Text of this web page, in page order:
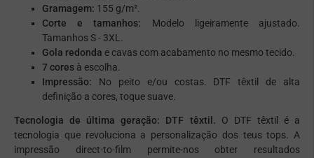
Gramagem: 155 g/m².
Corte e tamanhos: Modelo ligeiramente ajustado.
Tamanhos S - 3XL.
Gola redonda e cavas com acabamento no mesmo tecido.
7 cores à escolha.
Impressão: No peito e/ou costas. DTF têxtil de alta
definição a cores, toque suave.
Tecnologia de última geração: DTF têxtil. O DTF têxtil é a
tecnologia que revoluciona a personalização dos teus tops. A
impressão direct-to-film permite-nos obter resultados